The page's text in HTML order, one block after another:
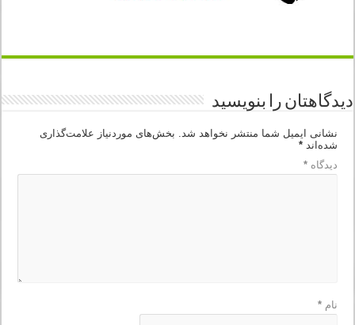
دیدگاهتان را بنویسید
نشانی ایمیل شما منتشر نخواهد شد.
بخش‌های موردنیاز علامت‌گذاری
شده‌اند*
دیدگاه*
نام*